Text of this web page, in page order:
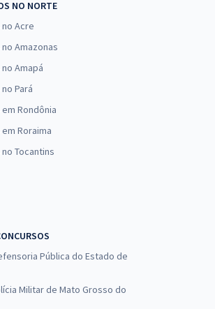
NO NORTE
Acre
Amazonas
Amapá
Pará
Rondônia
Roraima
Tocantins
Pública do Estado de
Militar de Mato Grosso do